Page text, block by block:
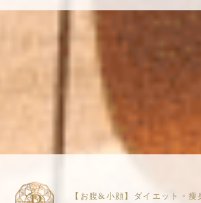
【お腹&小顔】ダイエット・痩